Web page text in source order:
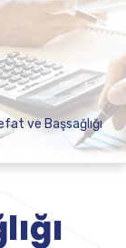
ve Başsağlığı